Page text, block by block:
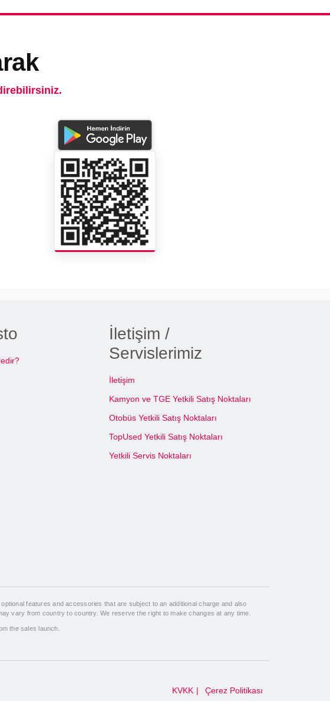
İletişim /
Servislerimiz
İletişim
Kamyon ve TGE Yetkili Satış Noktaları
Otobüs Yetkili Satış Noktaları
TopUsed Yetkili Satış Noktaları
Yetkili Servis Noktaları
features and accessories that are subject to an additional charge and also
vary from country to country. We reserve the right to make changes at any time.
the sales launch.
KVKK Çerez Politikası